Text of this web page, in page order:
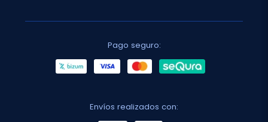
Pago seguro:
Envíos realizados con: